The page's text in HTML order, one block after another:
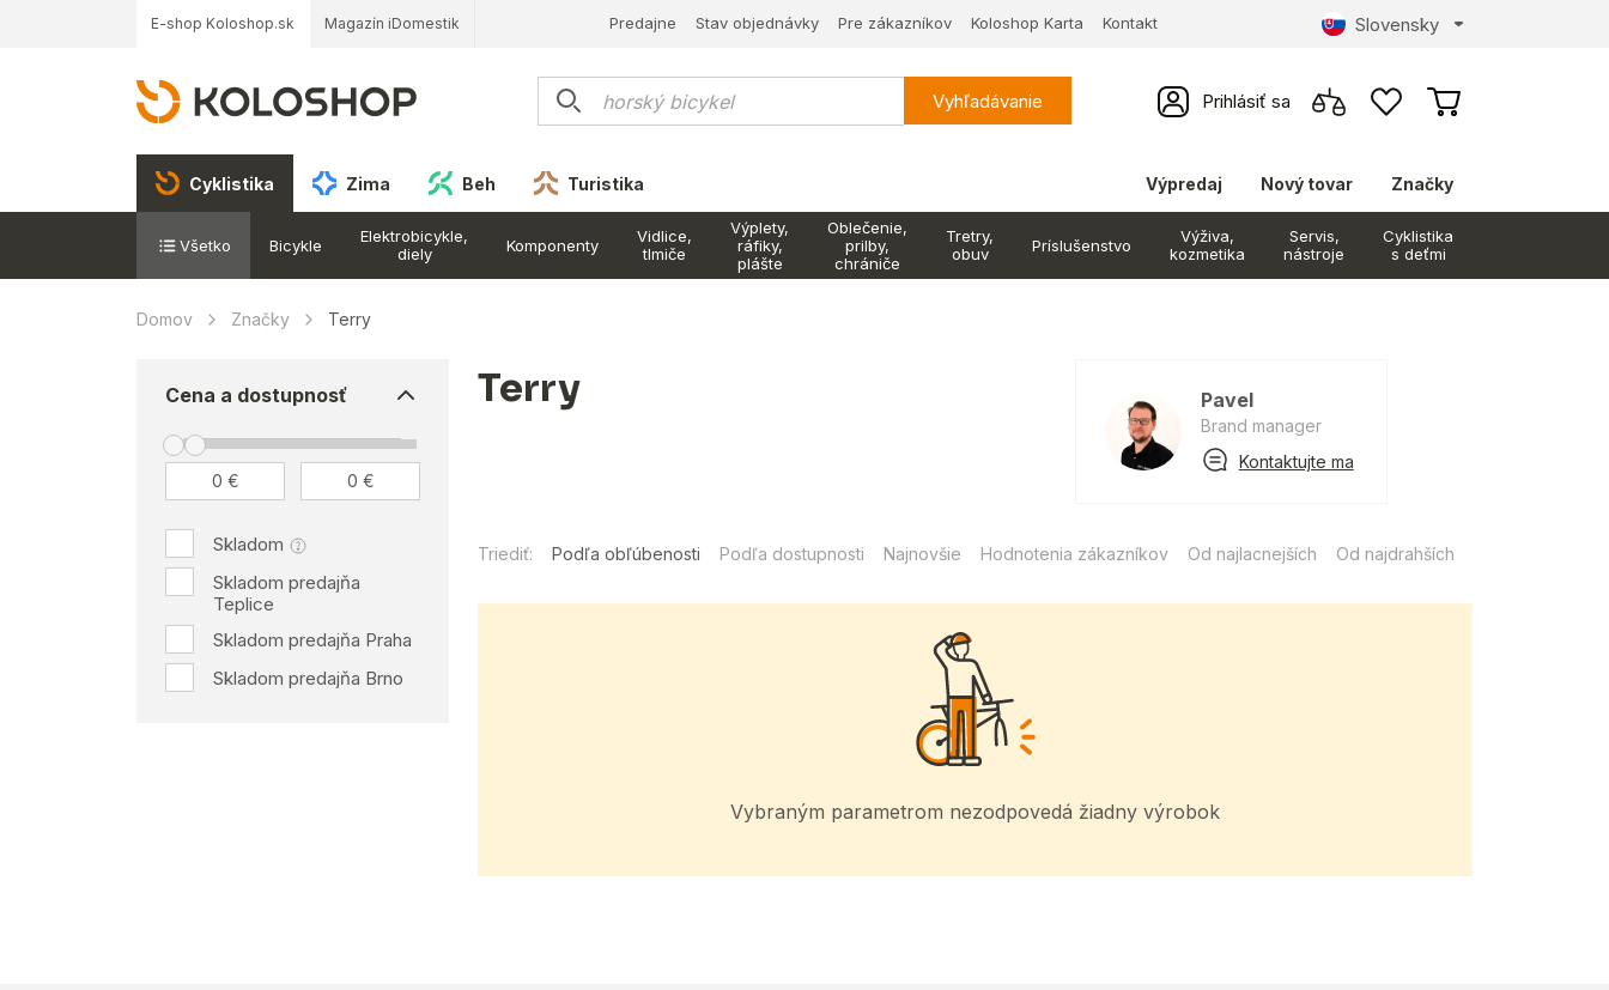
E-shop Koloshop.sk Magazín iDomestik Predajne Stav objednávky Pre zákazníkov Koloshop Karta Kontakt Slovensky
Vyhľadávanie Prihlásiť sa
Cyklistika Zima Beh Turistika Výpredaj Nový tovar Značky
Všetko Bicykle
Elektrobicykle,
diely
Komponenty
Vidlice,
tlmiče
Výplety,
ráfiky,
plášte
Oblečenie,
prilby,
chrániče
Tretry,
obuv
Príslušenstvo
Výživa,
kozmetika
Servis,
nástroje
Cyklistika
s deťmi
Domov Značky Terry
Cena a dostupnosť
Skladom
Skladom predajňa
Teplice
Skladom predajňa Praha
Skladom predajňa Brno
Terry Pavel
Brand manager
Kontaktujte ma
Triediť: Podľa obľúbenosti Podľa dostupnosti Najnovšie Hodnotenia zákazníkov Od najlacnejších Od najdrahších
Vybraným parametrom nezodpovedá žiadny výrobok